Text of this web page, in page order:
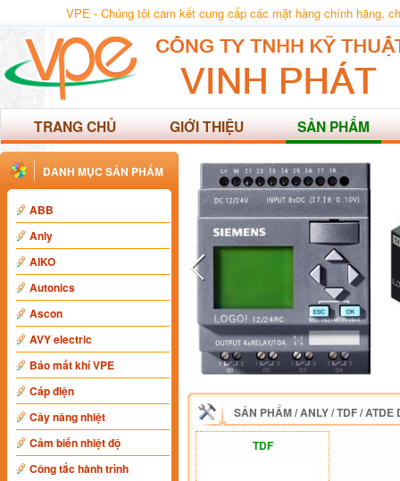
VPE - Chúng tôi cam kết cung cấp các mặt hàng chính hãng,
TRANG CHỦ GIỚI THIỆU SẢN PHẨM
DANH MỤC SẢN PHẨM
ABB
Anly
AIKO
Autonics
Ascon
AVY electric
Báo mất khí VPE
Cáp điện
Cây nâng nhiệt
Cảm biến nhiệt độ
Công tắc hành trình
SẢN PHẨM/ANLY/TDF / ATDE
TDF